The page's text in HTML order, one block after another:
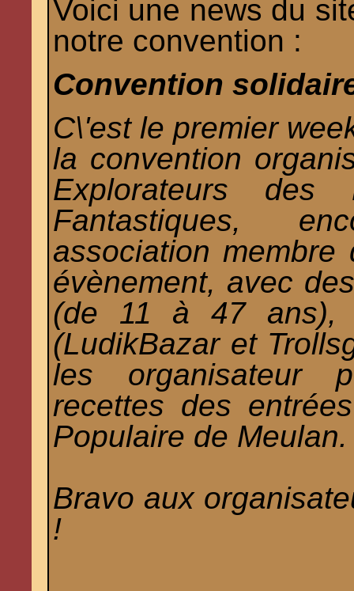
Voici une news du
notre convention :
Convention
C\'est le premier
la convention
Explorateurs des
Fantastiques,
association
évènement, avec
(de 11 à 47 ans),
(LudikBazar et
les organisateur
recettes des
Populaire de Meulan.
Bravo aux
!